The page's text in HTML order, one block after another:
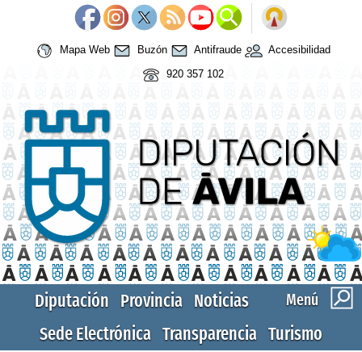
Mapa Web Buzón Antifraude
Accesibilidad
920 357 102
Menú
Diputación Provincia Noticias
Sede Electrónica Transparencia Turismo